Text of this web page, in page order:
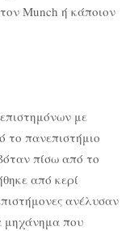
Munch ή κάποιον
με
το πανεπιστήμιο
πίσω από το
από κερί
ανέλυσαν
μηχάνημα που